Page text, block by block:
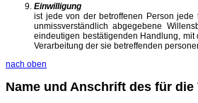
Einwilligung
ist jede von der betroffenen Person
unmissverständlich abgegebene
eindeutigen bestätigenden Handlung,
Verarbeitung der sie betreffenden
nach oben
Name und Anschrift des für